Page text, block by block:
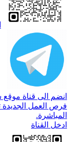
انضم الى قناة
فرص العمل الجديدة
المباشرة.
ادخل القناة